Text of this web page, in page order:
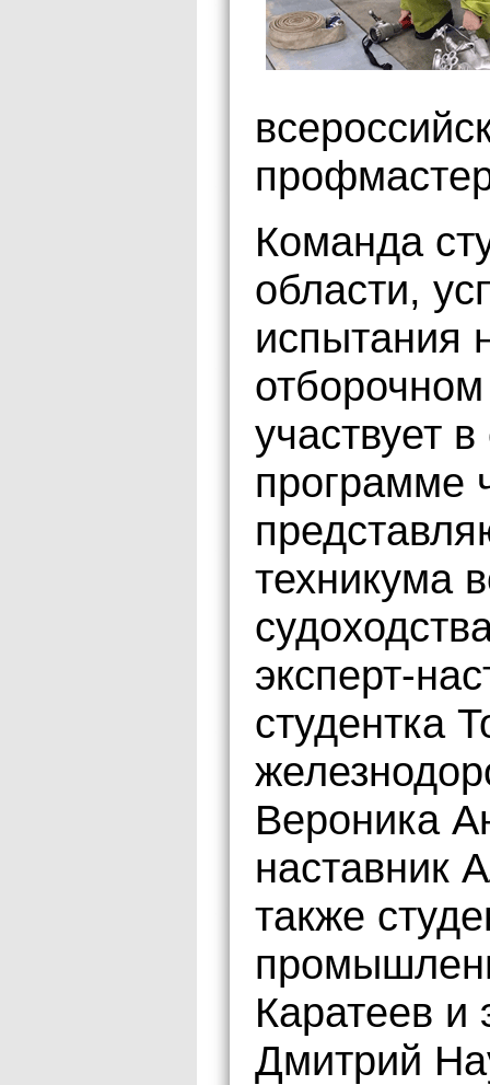
Команда
области,
испытания
участвует
программе
техникума
эксперт-
студентка
Вероника
наставник
также
Каратеев и
Дмитрий